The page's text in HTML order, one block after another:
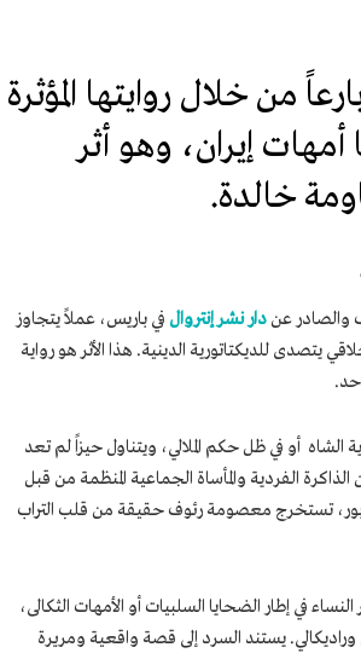
من خلال روايتها المؤثرة
أمهات إيران، وهو أثر
خالدة.
والصادر عن دار نشر إنتروال في باريس، عملاً يتجاوز
للديكتاتورية الدينية. هذا الأثر هو رواية
أو في ظل حكم الملالي، ويتناول حيزاً لم تعد
الفردية والمأساة الجماعية المنظمة من قبل
بور، تستخرج معصومة رئوف حقيقة من قلب التراب
في إطار الضحايا السلبيات أو الأمهات الثكالى،
يستند السرد إلى قصة واقعية ومريرة